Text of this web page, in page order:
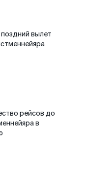
вылет
рейсов до
в